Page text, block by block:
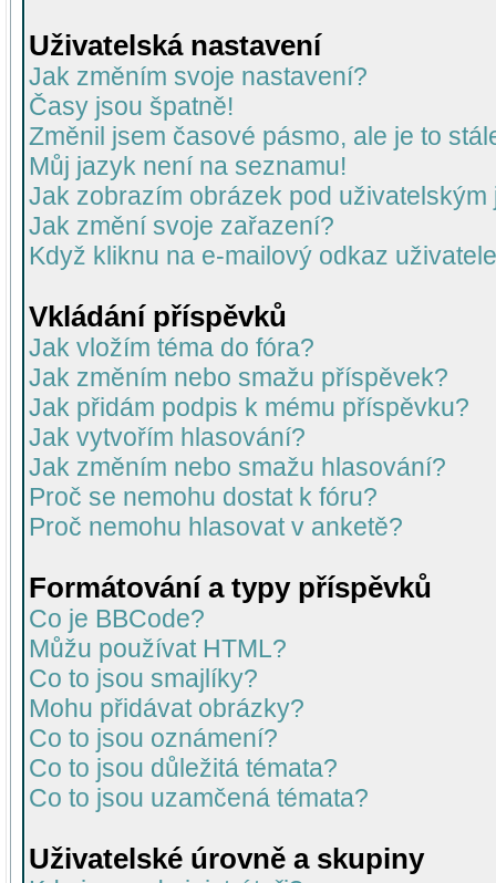
Uživatelská nastavení
Jak změním svoje nastavení?
Časy jsou špatně!
Změnil jsem časové pásmo, ale je to
Můj jazyk není na seznamu!
Jak zobrazím obrázek pod uživatelským
Jak změní svoje zařazení?
Když kliknu na e-mailový odkaz
Vkládání příspěvků
Jak vložím téma do fóra?
Jak změním nebo smažu příspěvek?
Jak přidám podpis k mému příspěvku?
Jak vytvořím hlasování?
Jak změním nebo smažu hlasování?
Proč se nemohu dostat k fóru?
Proč nemohu hlasovat v anketě?
Formátování a typy příspěvků
Co je BBCode?
Můžu používat HTML?
Co to jsou smajlíky?
Mohu přidávat obrázky?
Co to jsou oznámení?
Co to jsou důležitá témata?
Co to jsou uzamčená témata?
Uživatelské úrovně a skupiny